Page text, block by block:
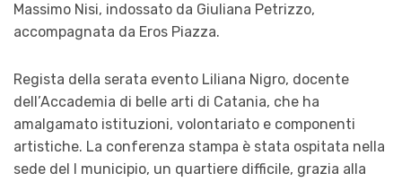
Massimo Nisi, indossato da Giuliana Petrizzo,
accompagnata da Eros Piazza.
Regista della serata evento Liliana Nigro, docente
dell’Accademia di belle arti di Catania, che ha
amalgamato istituzioni, volontariato e componenti
artistiche. La conferenza stampa è stata ospitata nella
sede del I municipio, un quartiere difficile, grazia alla